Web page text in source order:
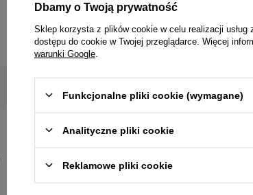
320,04 zł
Zestaw Duże Klocki
Dbamy o Twoją prywatność
Sklep korzysta z plików cookie w celu realizacji usług
dostępu do cookie w Twojej przeglądarce. Więcej
warunki Google
Funkcjonalne pliki cookie (wymagane)
Analityczne pliki cookie
Reklamowe pliki cookie